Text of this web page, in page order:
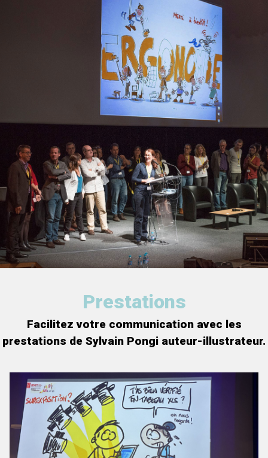
Prestations
Facilitez votre communication avec les
prestations de Sylvain Pongi auteur-illustrateur.